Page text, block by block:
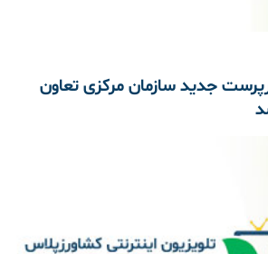
جدید سازمان مرکزی تعاون